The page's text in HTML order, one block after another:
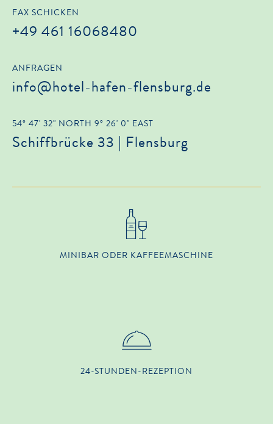
FAX SCHICKEN
+49 461 16068480
ANFRAGEN
info@hotel-hafen-flensburg.de
54° 47' 32" NORTH 9° 26' 0" EAST
Schiffbrücke 33 | Flensburg
MINIBAR ODER KAFFEEMASCHINE
24-STUNDEN-REZEPTION